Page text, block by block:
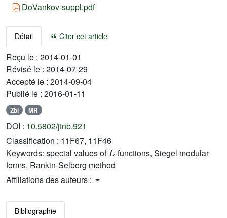
DoVankov-suppl.pdf
Détail Citer cet article
Reçu le : 2014-01-01
Révisé le : 2014-07-29
Accepté le : 2014-09-04
Publié le : 2016-01-11
Zbl MR
DOI : 10.5802/jtnb.921
Classification : 11F67, 11F46
Keywords: special values of
L
-functions, Siegel modular
forms, Rankin-Selberg method
Affiliations des auteurs :
Bibliographie